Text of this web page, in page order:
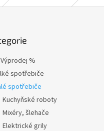
%
spotřebiče
spotřebiče
Kuchyňské roboty
Mixéry, šlehače
Elektrické grily